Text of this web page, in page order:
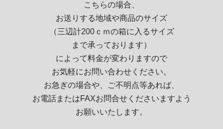
こちらの場合、
お送りする地域や商品のサイズ
（三辺計200ｃｍの箱に入るサイズ
まで承っております）
によって料金が変わりますので
お気軽にお問い合わせください。
お急ぎの場合や、ご不明点等あれば、
お電話またはFAXお問合せくださいますよう
お願いいたします。